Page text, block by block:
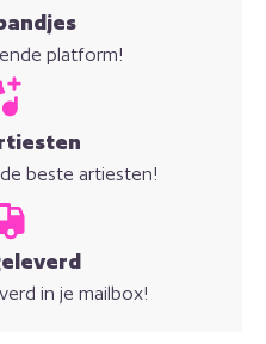
platform!
beste artiesten!
in je mailbox!